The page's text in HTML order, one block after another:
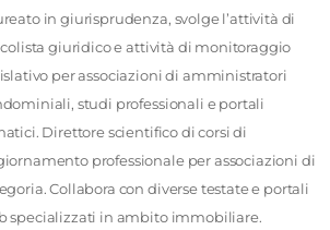
in giurisprudenza, svolge l’attività di
giuridico e attività di monitoraggio
per associazioni di amministratori
studi professionali e portali
Direttore scientifico di corsi di
professionale per associazioni di
Collabora con diverse testate e portali
specializzati in ambito immobiliare.